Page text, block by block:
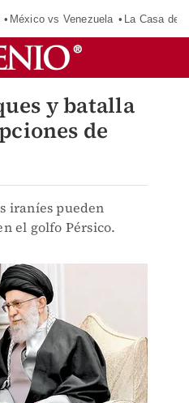
México vs Venezuela La Casa de
y batalla
de
iraníes pueden
el golfo Pérsico.